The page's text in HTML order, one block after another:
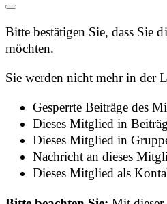
Bitte bestätigen Sie, dass Sie
möchten.
Sie werden nicht mehr in der
Gesperrte Beiträge des
Dieses Mitglied in
Dieses Mitglied in
Nachricht an dieses
Dieses Mitglied als